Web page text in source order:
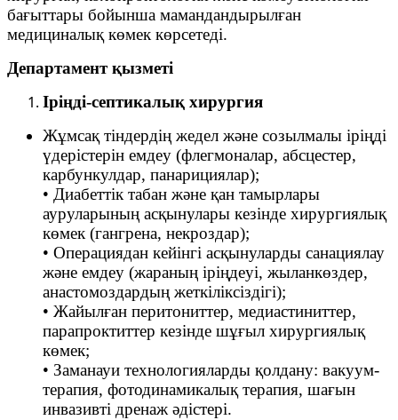
бағыттары бойынша мамандандырылған
медициналық көмек көрсетеді.
Департамент қызметі
Іріңді-септикалық хирургия
Жұмсақ тіндердің жедел және созылмалы іріңді
үдерістерін емдеу (флегмоналар, абсцестер,
карбункулдар, панарициялар);
• Диабеттік табан және қан тамырлары
ауруларының асқынулары кезінде хирургиялық
көмек (гангрена, некроздар);
• Операциядан кейінгі асқынуларды санациялау
және емдеу (жараның іріңдеуі, жыланкөздер,
анастомоздардың жеткіліксіздігі);
• Жайылған перитониттер, медиастиниттер,
парапроктиттер кезінде шұғыл хирургиялық
көмек;
• Заманауи технологияларды қолдану: вакуум-
терапия, фотодинамикалық терапия, шағын
инвазивті дренаж әдістері.